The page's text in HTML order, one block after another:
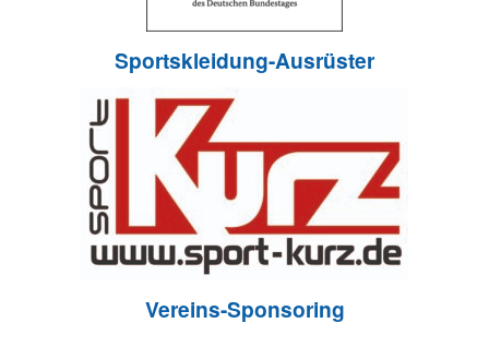
Sportskleidung-Ausrüster
Vereins-Sponsoring